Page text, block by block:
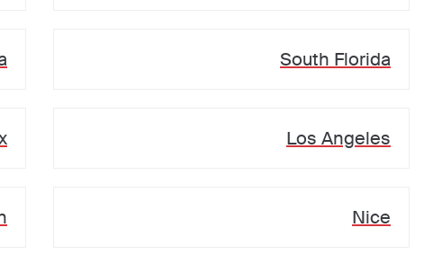
South Florida
Los Angeles
Nice